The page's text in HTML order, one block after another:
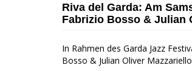
Riva del Garda: Am
Fabrizio Bosso & Julian
In Rahmen des Garda Jazz
Bosso & Julian Oliver